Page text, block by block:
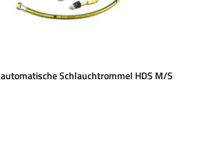
Schlauchtrommel HDS M/S